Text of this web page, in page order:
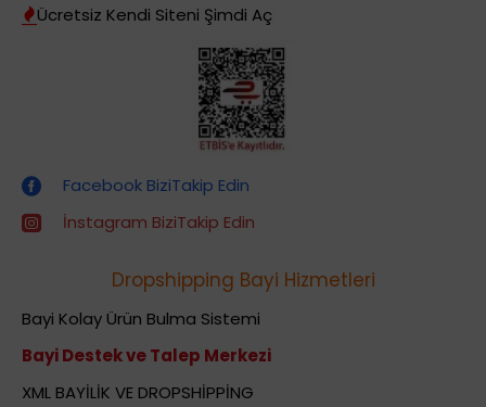
Ücretsiz Kendi Siteni Şimdi Aç
Facebook BiziTakip Edin
İnstagram BiziTakip Edin
Dropshipping Bayi Hizmetleri
Bayi Kolay Ürün Bulma Sistemi
Bayi Destek ve Talep Merkezi
XML BAYİLİK VE DROPSHİPPİNG